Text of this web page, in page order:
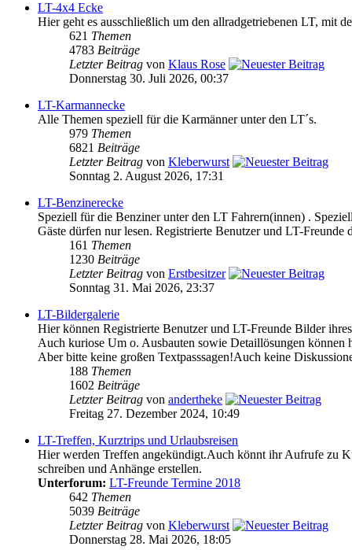
LT-4x4 Ecke
Hier geht es ausschließlich um den allradgetriebenen LT, mit
621 Themen
4783 Beiträge
Letzter Beitrag von Klaus Rose
Donnerstag 30. Juli 2026, 00:37
LT-Karmannecke
Alle Themen speziell für die Karmänner unter den LT´s.
979 Themen
6821 Beiträge
Letzter Beitrag von Kleberwurst
Sonntag 2. August 2026, 17:31
LT-Benzinerecke
Speziell für die Benziner unter den LT Fahrern(innen) .
Gäste dürfen nur lesen. Registrierte Benutzer und LT-Freunde
161 Themen
1230 Beiträge
Letzter Beitrag von Erstbesitzer
Sonntag 31. Mai 2026, 23:37
LT-Bildergalerie
Hier können Registrierte Benutzer und LT-Freunde Bilder
Auch kuriose Um o. Ausbauten sowie Detaillösungen können
Aber bitte keine großen Textpasssagen!Auch keine
188 Themen
1602 Beiträge
Letzter Beitrag von andertheke
Freitag 27. Dezember 2024, 10:49
LT-Treffen, Kurztrips und Urlaubsreisen
Hier werden Treffen angekündigt.Auch könnt ihr Aufrufe zu
schreiben und Anhänge erstellen.
Unterforum: LT-Freunde Termine 2018
642 Themen
5039 Beiträge
Letzter Beitrag von Kleberwurst
Donnerstag 28. Mai 2026, 18:05